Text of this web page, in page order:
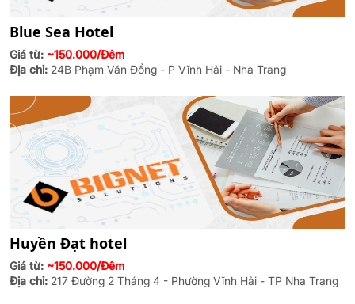
Blue Sea Hotel
Giá từ: ~150.000/Đêm
Địa chỉ: 24B Phạm Văn Đồng - P Vĩnh Hải - Nha Trang
Huyền Đạt hotel
Giá từ: ~150.000/Đêm
Địa chỉ: 217 Đường 2 Tháng 4 - Phường Vĩnh Hải - TP Nha Trang